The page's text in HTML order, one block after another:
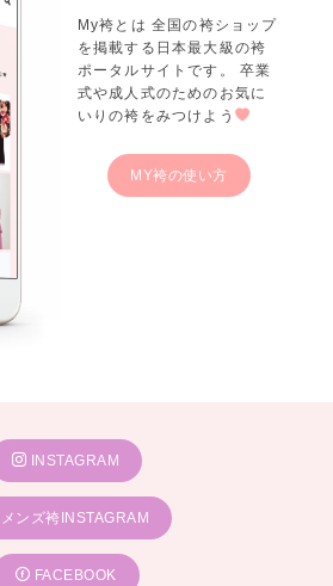
My袴とは 全国の袴ショップ
を掲載する日本最大級の袴
ポータルサイトです。 卒業
式や成人式のためのお気に
いりの袴をみつけよう
MY袴の使い方
INSTAGRAM
メンズ袴INSTAGRAM
FACEBOOK